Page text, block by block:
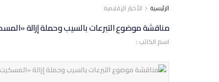
الرئيسية الأخبار الإقليمية
مناقشة موضوع التبرعات بالسيب وحملة إزالة
اسم الكاتب :